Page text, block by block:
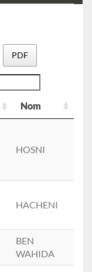
PDF
Nom
HOSNI
HACHENI
BEN
WAHIDA